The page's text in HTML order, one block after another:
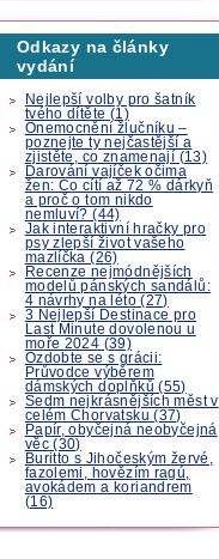
Odkazy na články
vydání
Nejlepší volby pro šatník
tvého dítěte (1)
Onemocnění žlučníku –
poznejte ty nejčastější a
zjistěte, co znamenají (13)
Darování vajíček očima
žen: Co cítí až 72 % dárkyň
a proč o tom nikdo
nemluví? (44)
Jak interaktivní hračky pro
psy zlepší život vašeho
mazlíčka (26)
Recenze nejmódnějších
modelů pánských sandálů:
4 návrhy na léto (27)
3 Nejlepší Destinace pro
Last Minute dovolenou u
moře 2024 (39)
Ozdobte se s grácii:
Průvodce výběrem
dámských doplňků (55)
Sedm nejkrásnějších měst v
celém Chorvatsku (37)
Papír, obyčejná neobyčejná
věc (30)
Buritto s Jihočeským žervé,
fazolemi, hovězím ragú,
avokádem a koriandrem
(16)